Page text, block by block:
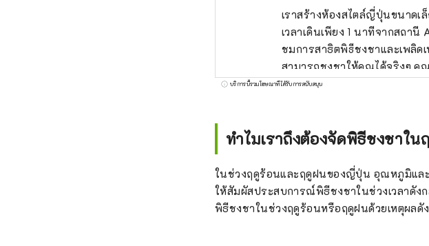
เราสร้างห้องสไตล์ญี่ปุ่นขนาดเ
เวลาเดินเพียง 1 นาทีจากสถา
ชมการสาธิตพิธีชงชาและเพลิ
สามารถชงชาให้คุณได้จริงๆ คุ
นำอะไรเลย นอกจากนี้วาซาโก
บริการนี้รวมโฆษณาที่ได้รับการสนับสนุน
ทำไมเราถึงต้องจัดพิธีชงชาใ
ในช่วงฤดูร้อนและฤดูฝนของญี่ปุ่น อุณหภูมิแล
ให้สัมผัสประสบการณ์พิธีชงชาในช่วงเวลาดั
พิธีชงชาในช่วงฤดูร้อนหรือฤดูฝนด้วยเหตุผลดั